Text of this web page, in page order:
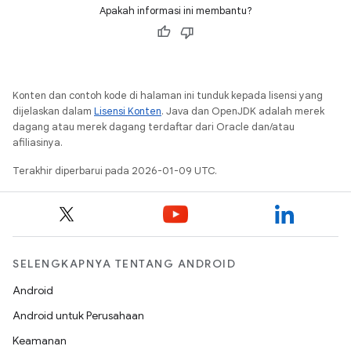
Apakah informasi ini membantu?
Konten dan contoh kode di halaman ini tunduk kepada lisensi yang
dijelaskan dalam Lisensi Konten. Java dan OpenJDK adalah merek
dagang atau merek dagang terdaftar dari Oracle dan/atau
afiliasinya.
Terakhir diperbarui pada 2026-01-09 UTC.
SELENGKAPNYA TENTANG ANDROID
Android
Android untuk Perusahaan
Keamanan